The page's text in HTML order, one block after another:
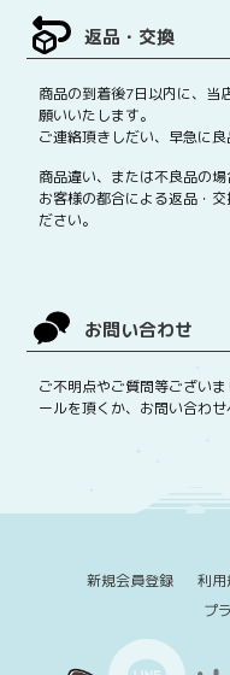
返品・交換
商品の到着後7日以内に、当
願いいたします。
ご連絡頂きしだい、早急に
商品違い、または不良品の
お客様の都合による返品・
ださい。
お問い合わせ
ご不明点やご質問等ございま
ールを頂くか、お問い合わ
新規会員登録 利用
プ